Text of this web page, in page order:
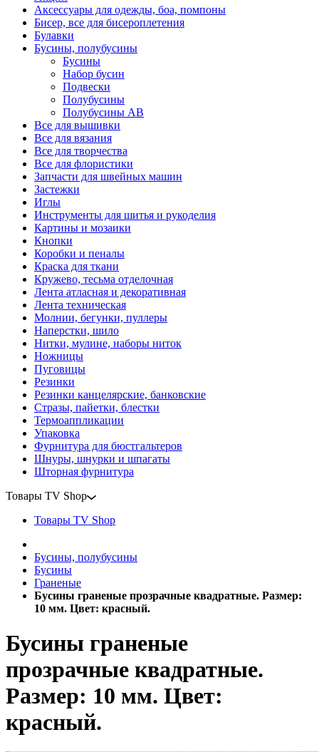
Аксессуары для одежды, боа, помпоны
Бисер, все для бисероплетения
Булавки
Бусины, полубусины
Бусины
Набор бусин
Подвески
Полубусины
Полубусины AB
Все для вышивки
Все для вязания
Все для творчества
Все для флористики
Запчасти для швейных машин
Застежки
Иглы
Инструменты для шитья и рукоделия
Картины и мозаики
Кнопки
Коробки и пеналы
Краска для ткани
Кружево, тесьма отделочная
Лента атласная и декоративная
Лента техническая
Молнии, бегунки, пуллеры
Наперстки, шило
Нитки, мулине, наборы ниток
Ножницы
Пуговицы
Резинки
Резинки канцелярские, банковские
Стразы, пайетки, блестки
Термоаппликации
Упаковка
Фурнитура для бюстгальтеров
Шнуры, шнурки и шпагаты
Шторная фурнитура
Товары TV Shop
Товары TV Shop
Бусины, полубусины
Бусины
Граненые
Бусины граненые прозрачные квадратные. Размер:
10 мм. Цвет: красный.
Бусины граненые
прозрачные квадратные.
Размер: 10 мм. Цвет:
красный.